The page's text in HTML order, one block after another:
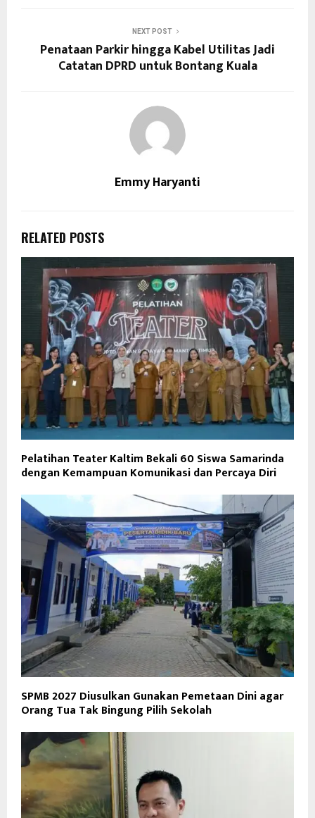
NEXT POST
Penataan Parkir hingga Kabel Utilitas Jadi
Catatan DPRD untuk Bontang Kuala
Emmy Haryanti
RELATED POSTS
Pelatihan Teater Kaltim Bekali 60 Siswa Samarinda
dengan Kemampuan Komunikasi dan Percaya Diri
SPMB 2027 Diusulkan Gunakan Pemetaan Dini agar
Orang Tua Tak Bingung Pilih Sekolah